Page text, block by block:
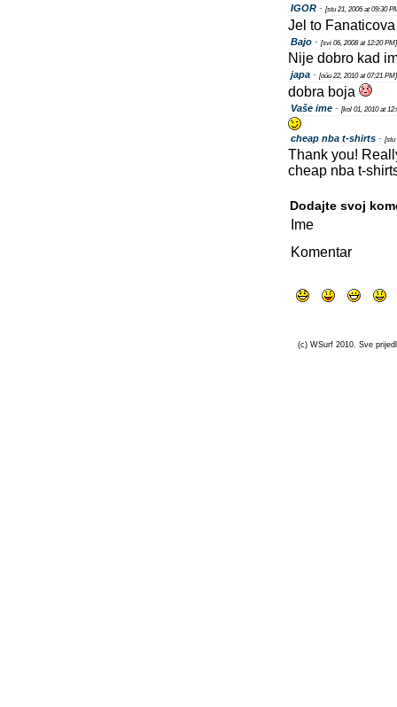
IGOR - [stu 21, 2006 at 09:30
Jel to
Bajo - [svi 06, 2008 at 12:20 PM]
Nije dobro kad
japa - [oűu 22, 2010 at 07:21 PM]
dobra boja
Vaše ime - [kol 01, 2010 at
cheap nba t-shirts - [stu
Thank you!
cheap nba t-
Dodajte svoj
Ime
Komentar
(c) WSurf 2010. Sve